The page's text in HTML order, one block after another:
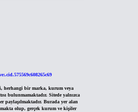
herhangi bir marka, kurum veya
bulunmamaktadır. Sitede yalnızca
paylaşılmaktadır. Burada yer alan
olup, gerçek kurum ve kişiler